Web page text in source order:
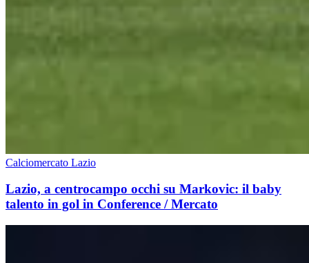
Calciomercato Lazio
Lazio, a centrocampo occhi su Markovic: il baby
talento in gol in Conference / Mercato